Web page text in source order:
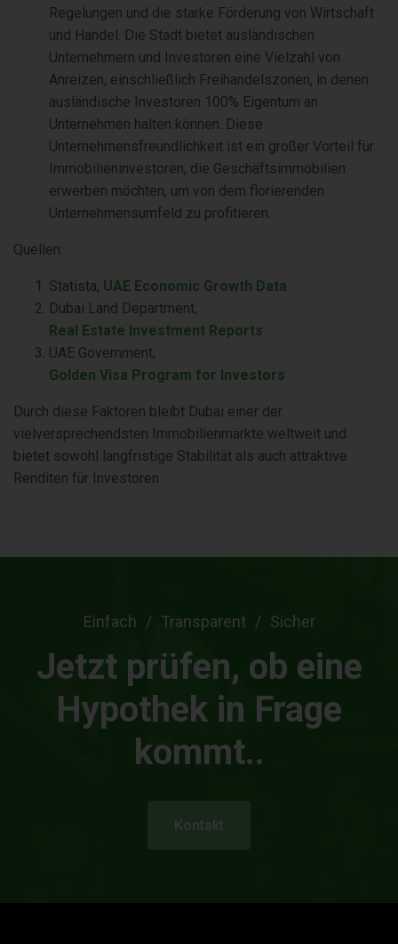
Regelungen und die starke Förderung von Wirtschaft
und Handel. Die Stadt bietet ausländischen
Unternehmern und Investoren eine Vielzahl von
Anreizen, einschließlich Freihandelszonen, in denen
ausländische Investoren 100% Eigentum an
Unternehmen halten können. Diese
Unternehmensfreundlichkeit ist ein großer Vorteil für
Immobilieninvestoren, die Geschäftsimmobilien
erwerben möchten, um von dem florierenden
Unternehmensumfeld zu profitieren.
Quellen:
Statista, UAE Economic Growth Data
Dubai Land Department,
Real Estate Investment Reports
UAE Government,
Golden Visa Program for Investors
Durch diese Faktoren bleibt Dubai einer der
vielversprechendsten Immobilienmärkte weltweit und
bietet sowohl langfristige Stabilität als auch attraktive
Renditen für Investoren.
Einfach Transparent Sicher
Jetzt prüfen, ob eine
Hypothek in Frage
kommt..
Kontakt